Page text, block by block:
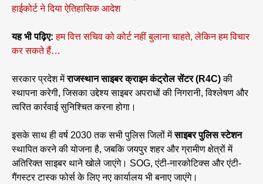
हाईकोर्ट ने दिया ऐतिहासिक आदेश
यह भी पढ़िए: हम वित्त सचिव को कोर्ट नहीं बुलाना चाहते, लेकिन हम विचार
कर सकते हैं…
सरकार प्रदेश मेंराजस्थान साइबर क्राइम कंट्रोल सेंटर (R4C)की
स्थापना करेगी, जिसका उद्देश्य साइबर अपराधों की निगरानी, विश्लेषण और
त्वरित कार्रवाई सुनिश्चित करना होगा।
इसके साथ ही वर्ष 2030 तक सभी पुलिस जिलों मेंसाइबर पुलिस स्टेशन
स्थापित करने की योजना है, जबकि जयपुर शहर और ग्रामीण क्षेत्रों में
अतिरिक्त साइबर थाने खोले जाएंगे। SOG, एंटी-नारकोटिक्स और एंटी-
गैंगस्टर टास्क फोर्स के लिए नए कार्यालय भी बनाए जाएंगे।